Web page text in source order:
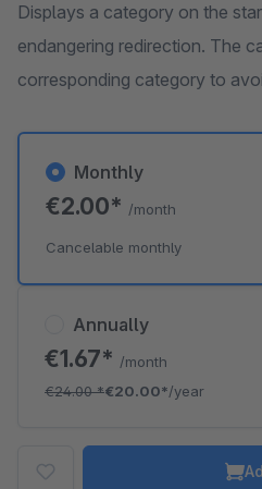
Displays a category on the
endangering redirection. The
corresponding category to
Annually
€1.67* /month
€24.00*€20.00*/year
Monthly
€2.00* /month
Cancelable monthly